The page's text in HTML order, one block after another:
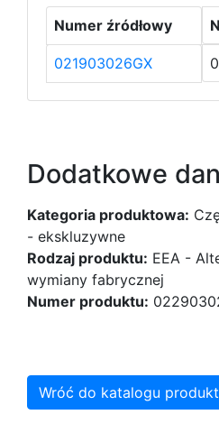
Numer źródłowy
021903026GX
Dodatkowe
Kategoria produktowa:
- ekskluzywne
Rodzaj produktu: EEA -
wymiany fabrycznej
Numer produktu:
Wróć do katalogu